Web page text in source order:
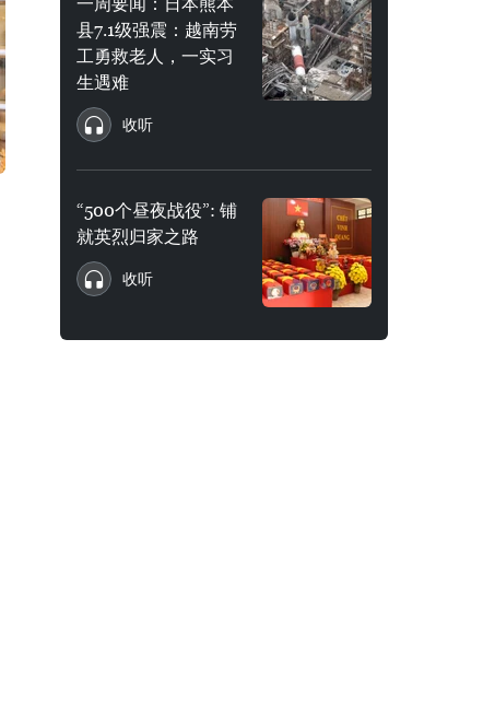
县7.1级强震：越南劳
工勇救老人，一实习
生遇难
收听
“500个昼夜战役”: 铺
就英烈归家之路
收听